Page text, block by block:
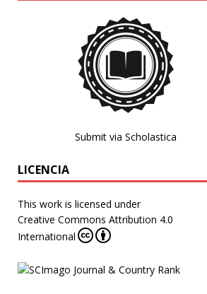
Submit via Scholastica
LICENCIA
This work is licensed under
Creative Commons Attribution 4.0
International